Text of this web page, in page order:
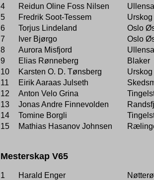
4
Reidun Oline Foss Nilsen
5
Fredrik Soot-Tessem
Urskog
6
Torjus Lindeland
Oslo
7
Iver Bjørgo
Oslo
8
Aurora Misfjord
9
Elias Rønneberg
Blaker
10
Karsten O. D. Tønsberg
Urskog
11
Eirik Aaraas Julseth
12
Anton Velo Grina
13
Jonas Andre Finnevolden
14
Tomine Borgli
15
Mathias Hasanov Johnsen
Mesterskap V65
1 Harald Enger
Nøtterø